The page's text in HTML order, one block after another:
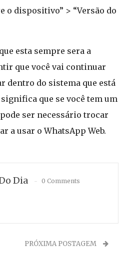
o dispositivo” > “Versão do
esta sempre sera a
que você vai continuar
dentro do sistema que está
que se você tem um
ser necessário trocar
a usar o WhatsApp Web.
Dia 0 Comments
PRÓXIMA POSTAGEM